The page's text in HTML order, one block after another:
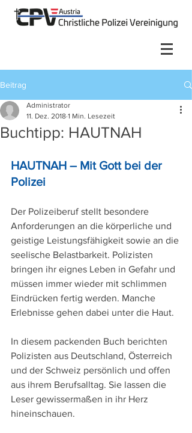
Beitrag
Buchtipp: HAUTNAH
Administrator
11. Dez. 2018 1 Min. Lesezeit
HAUTNAH – Mit Gott bei der
Polizei
Der Polizeiberuf stellt besondere
Anforderungen an die körperliche und
geistige Leistungsfähigkeit sowie an die
seelische Belastbarkeit. Polizisten
bringen ihr eignes Leben in Gefahr und
müssen immer wieder mit schlimmen
Eindrücken fertig werden. Manche
Erlebnisse gehen dabei unter die Haut.
In diesem packenden Buch berichten
Polizisten aus Deutschland, Österreich
und der Schweiz persönlich und offen
aus ihrem Berufsalltag. Sie lassen die
Leser gewissermaßen in ihr Herz
hineinschauen.